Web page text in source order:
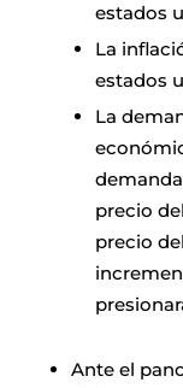
estados
La
estados
La
precio
precio
Ante el